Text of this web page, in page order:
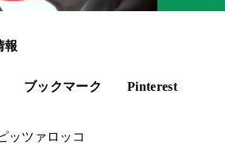
報
ブックマーク Pinterest
ッツァロッコ